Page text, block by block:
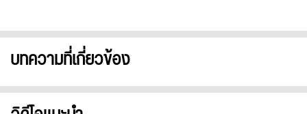
บทความที่เกี่ยวข้อง